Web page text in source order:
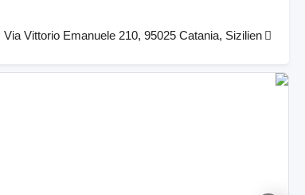
Via Vittorio Emanuele 210, 95025 Catania, Sizilien